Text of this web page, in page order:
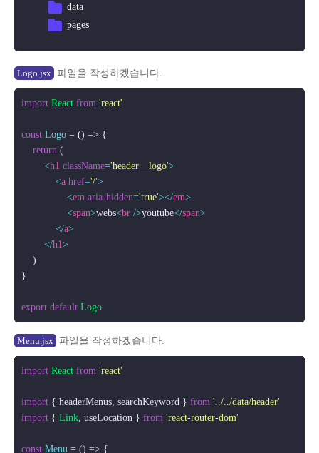
data
pages
Logo.jsx 파일을 작성하겠습니다.
import React from 'react'
const Logo = () => {
return (
<h1 className='header__logo'>
<a href='/'>
<em aria-hidden='true'></em>
<span>webs<br />youtube</span>
</a>
</h1>
    )
}
export default Logo
Menu.jsx 파일을 작성하겠습니다.
import React from 'react'
import { headerMenus, searchKeyword } from '../../data/header'
import { Link , useLocation } from 'react-router-dom'
const Menu = () => {